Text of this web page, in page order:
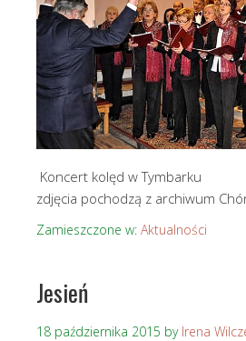
Koncert kolęd w Tymbarku
zdjęcia pochodzą z archiwum
Zamieszczone w: Aktualności
Jesień
18 października 2015 by Irena